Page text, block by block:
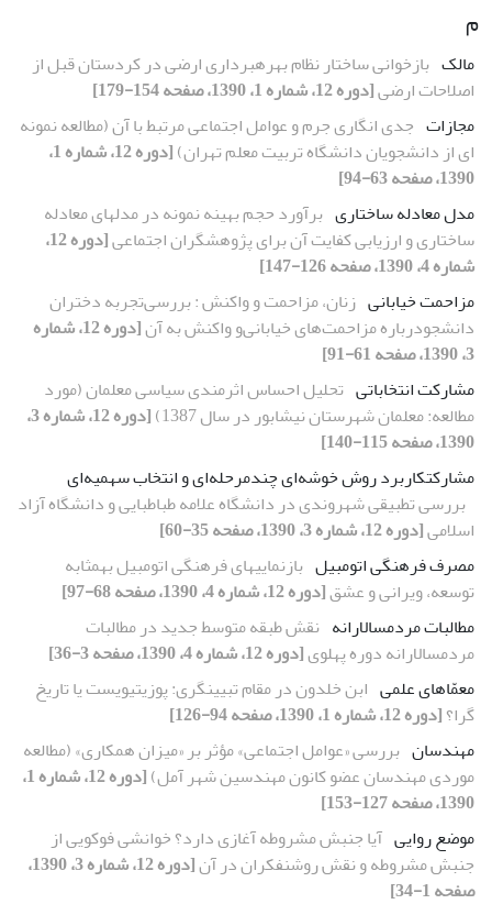
م
مالک بازخوانى ساختار نظام بهرهبردارى ارضى در کردستان قبل از
اصلاحات ارضى[دوره 12، شماره 1، 1390، صفحه 154-179]
مجازات جدى انگارى جرم و عوامل اجتماعى مرتبط با آن (مطالعه نمونه
اى از دانشجویان دانشگاه تربیت معلم تهران)
[دوره 12، شماره 1،
1390، صفحه 63-94]
مدل معادله ساختارى برآورد حجم بهینه نمونه در مدلهاى معادله
ساختارى و ارزیابى کفایت آن براى پژوهشگران اجتماعى
[دوره 12،
شماره 4، 1390، صفحه 126-147]
مزاحمت خیابانى زنان، مزاحمت و واکنش : بررسى‌تجربه دختران
دانشجودرباره مزاحمت‌هاى خیابانى‌و واکنش به آن
[دوره 12، شماره
3، 1390، صفحه 61-91]
مشارکت انتخاباتى تحلیل احساس اثرمندى سیاسى معلمان (مورد
مطالعه: معلمان شهرستان نیشابور در سال 1387)
[دوره 12، شماره 3،
1390، صفحه 115-140]
مشارکتکاربرد روش خوشه‌اى چندمرحله‌اى و انتخاب سهمیه‌اى
بررسى تطبیقى شهروندى در دانشگاه علامه طباطبایى و دانشگاه آزاد
اسلامى[دوره 12، شماره 3، 1390، صفحه 35-60]
مصرف فرهنگى اتومبیل بازنمایىهاى فرهنگى اتومبیل بهمثابه
توسعه، ویرانى و عشق[دوره 12، شماره 4، 1390، صفحه 68-97]
مطالبات مردمسالارانه نقش طبقه متوسط جدید در مطالبات
مردمسالارانه دوره پهلوى[دوره 12، شماره 4، 1390، صفحه 3-36]
معمّاهاى علمى ابن خلدون در مقام تبیینگرى: پوزیتیویست یا تاریخ
گرا؟[دوره 12، شماره 1، 1390، صفحه 94-126]
مهندسان بررسى «عوامل اجتماعى» مؤثر بر «میزان همکارى» (مطالعه
موردى مهندسان عضو کانون مهندسین شهر آمل)
[دوره 12، شماره 1،
1390، صفحه 127-153]
موضع روایى آیا جنبش مشروطه آغازى دارد؟ خوانشى فوکویى از
جنبش مشروطه و نقش روشنفکران در آن
[دوره 12، شماره 3، 1390،
صفحه 1-34]